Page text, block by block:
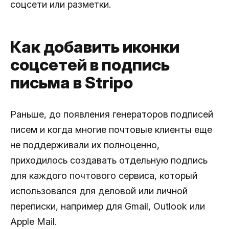
соцсети или разметки.
Как добавить иконки
соцсетей в подпись
письма в Stripo
Раньше, до появления генераторов подписей
писем и когда многие почтовые клиенты еще
не поддерживали их полноценно,
приходилось создавать отдельную подпись
для каждого почтового сервиса, который
использовался для деловой или личной
переписки, например для Gmail, Outlook или
Apple Mail.